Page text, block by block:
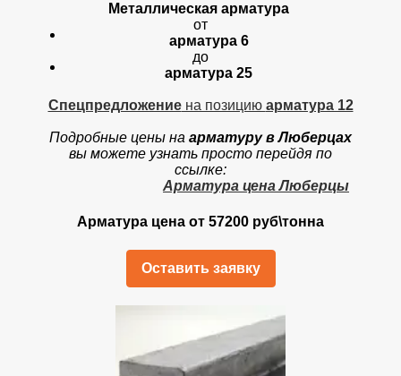
Металлическая арматура
от
арматура 6
до
арматура 25
Спецпредложениена позицию арматура 12
Подробные цены на арматуру в Люберцах
вы можете узнать просто перейдя по
ссылке:
Арматура цена Люберцы
Арматура цена от 57200 руб\тонна
Оставить заявку